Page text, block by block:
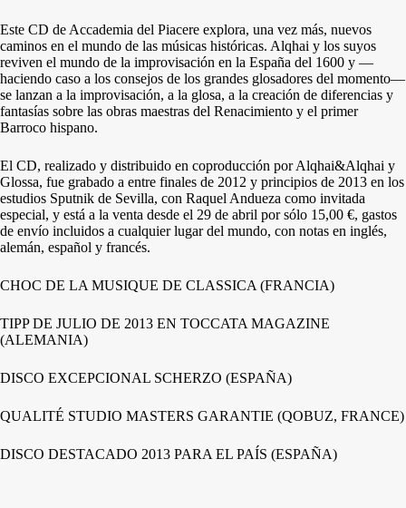
Este CD de Accademia del Piacere explora, una vez más, nuevos
caminos en el mundo de las músicas históricas. Alqhai y los suyos
reviven el mundo de la improvisación en la España del 1600 y —
haciendo caso a los consejos de los grandes glosadores del momento—
se lanzan a la improvisación, a la glosa, a la creación de diferencias y
fantasías sobre las obras maestras del Renacimiento y el primer
Barroco hispano.
El CD, realizado y distribuido en coproducción por Alqhai&Alqhai y
Glossa, fue grabado a entre finales de 2012 y principios de 2013 en los
estudios Sputnik de Sevilla, con Raquel Andueza como invitada
especial, y está a la venta desde el 29 de abril por sólo 15,00 €, gastos
de envío incluidos a cualquier lugar del mundo, con notas en inglés,
alemán, español y francés.
CHOC DE LA MUSIQUE DE CLASSICA (FRANCIA)
TIPP DE JULIO DE 2013 EN TOCCATA MAGAZINE
(ALEMANIA)
DISCO EXCEPCIONAL SCHERZO (ESPAÑA)
QUALITÉ STUDIO MASTERS GARANTIE (QOBUZ, FRANCE)
DISCO DESTACADO 2013 PARA EL PAÍS (ESPAÑA)